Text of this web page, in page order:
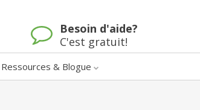
Besoin d'aide?
C'est gratuit!
Ressources & Blogue